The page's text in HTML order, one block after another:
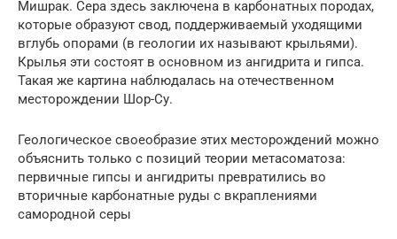
Мишрак. Сера здесь заключена в карбонатных породах,
которые образуют свод, поддерживаемый уходящими
вглубь опорами (в геологии их называют крыльями).
Крылья эти состоят в основном из ангидрита и гипса.
Такая же картина наблюдалась на отечественном
месторождении Шор-Су.
Геологическое своеобразие этих месторождений можно
объяснить только с позиций теории метасоматоза:
первичные гипсы и ангидриты превратились во
вторичные карбонатные руды с вкраплениями
самородной серы